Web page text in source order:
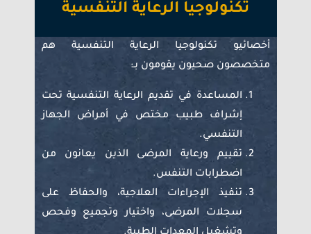
تكنولوجيا الرعاية التنفسية
أخصائيو تكنولوجيا الرعاية التنفسية هم
متخصصون صحيون يقومون بـ:
المساعدة في تقديم الرعاية التنفسية تحت
إشراف طبيب مختص في أمراض الجهاز
التنفسي.
تقييم ورعاية المرضى الذين يعانون من
اضطرابات التنفس.
تنفيذ الإجراءات العلاجية، والحفاظ على
سجلات المرضى، واختيار وتجميع وفحص